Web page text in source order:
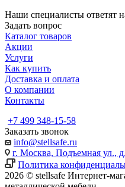
Наши специалисты ответят
Задать вопрос
Каталог товаров
Акции
Услуги
Как купить
Доставка и оплата
О компании
Контакты
+7 499 348-15-58
Заказать звонок
info@stellsafe.ru
г. Москва, Подъемная ул.,
Политика
2026 © stellsafe Интернет-